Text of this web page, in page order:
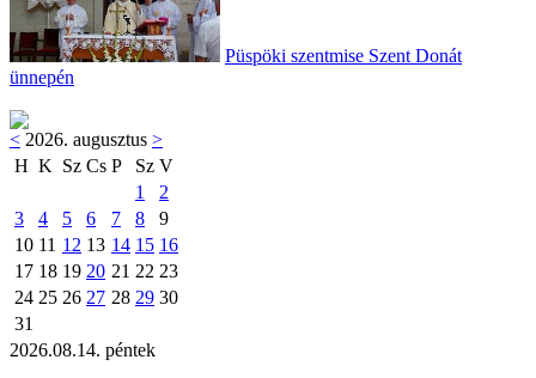
Püspöki szentmise Szent Donát
ünnepén
< 2026. augusztus >
H K Sz Cs P Sz V
1
2
3
4 5 6 7 8
9
10 11 12 13 14 15 16
17 18 19 20 21 22 23
24 25 26 27 28 29 30
31
2026.08.14. péntek